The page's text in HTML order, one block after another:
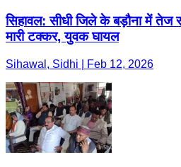
सिहावल: सीधी जिले के बड़ौना में तेज
मारी टक्कर, युवक घायल
Sihawal, Sidhi | Feb 12, 2026